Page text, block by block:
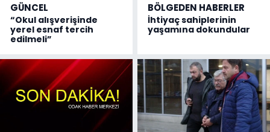
GÜNCEL
“Okul alışverişinde
yerel esnaf tercih
edilmeli”
BÖLGEDEN HABERLER
İhtiyaç sahiplerinin
yaşamına dokundular